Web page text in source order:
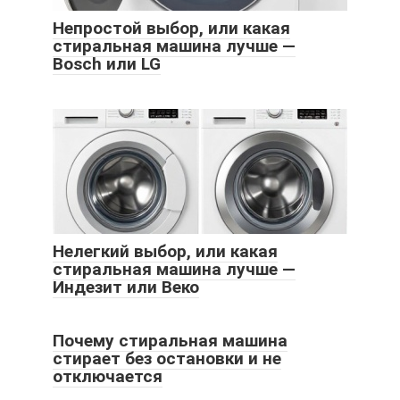
Непростой выбор, или какая
стиральная машина лучше —
Bosch или LG
Нелегкий выбор, или какая
стиральная машина лучше —
Индезит или Веко
Почему стиральная машина
стирает без остановки и не
отключается